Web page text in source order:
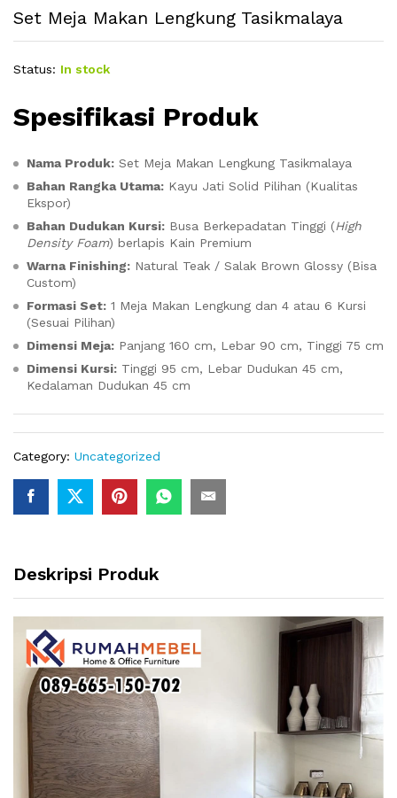
Set Meja Makan Lengkung Tasikmalaya
Status: In stock
Spesifikasi Produk
Nama Produk: Set Meja Makan Lengkung Tasikmalaya
Bahan Rangka Utama: Kayu Jati Solid Pilihan (Kualitas
Ekspor)
Bahan Dudukan Kursi: Busa Berkepadatan Tinggi (High
Density Foam) berlapis Kain Premium
Warna Finishing: Natural Teak / Salak Brown Glossy (Bisa
Custom)
Formasi Set: 1 Meja Makan Lengkung dan 4 atau 6 Kursi
(Sesuai Pilihan)
Dimensi Meja: Panjang 160 cm, Lebar 90 cm, Tinggi 75 cm
Dimensi Kursi: Tinggi 95 cm, Lebar Dudukan 45 cm,
Kedalaman Dudukan 45 cm
Category: Uncategorized
Deskripsi Produk